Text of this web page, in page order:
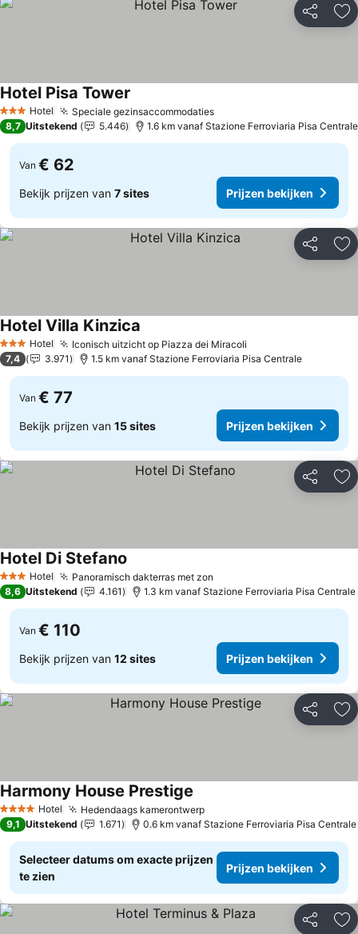
Delen
3 SterrenHotel Speciale gezinsaccommodaties
Hotel Pisa Tower
8,7 Uitstekend 5.446 1.6 km vanaf Stazione Ferroviaria Pisa Centrale
Van € 62
Bekijk prijzen van 7 sites Prijzen bekijken
Delen
3 SterrenHotel Iconisch uitzicht op Piazza dei Miracoli
Hotel Villa Kinzica
7,4 3.971 1.5 km vanaf Stazione Ferroviaria Pisa Centrale
Van € 77
Bekijk prijzen van 15 sites Prijzen bekijken
Delen
3 SterrenHotel Panoramisch dakterras met zon
Hotel Di Stefano
8,6 Uitstekend 4.161 1.3 km vanaf Stazione Ferroviaria Pisa Centrale
Van € 110
Bekijk prijzen van 12 sites Prijzen bekijken
Delen
4 SterrenHotel Hedendaags kamerontwerp
Harmony House Prestige
9,1 Uitstekend 1.671 0.6 km vanaf Stazione Ferroviaria Pisa Centrale
Selecteer datums om exacte prijzen
te zien
Prijzen bekijken
Delen